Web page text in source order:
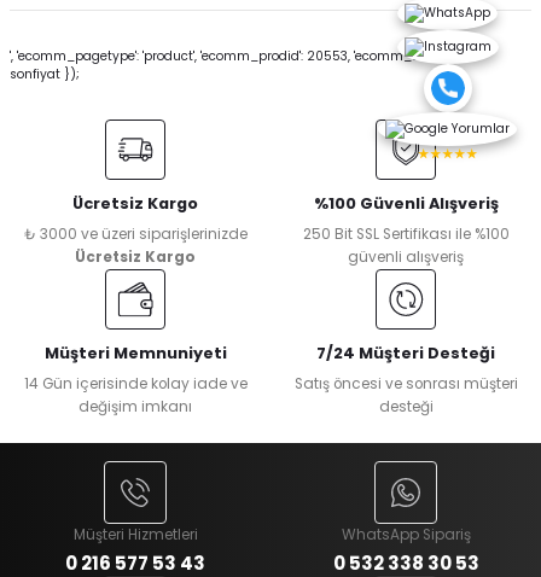
', 'ecomm_pagetype': 'product', 'ecomm_prodid': 20553, 'ecomm_totalvalue':
sonfiyat });
Ücretsiz Kargo
₺ 3000 ve üzeri siparişlerinizde
Ücretsiz Kargo
%100 Güvenli Alışveriş
250 Bit SSL Sertifikası ile %100
güvenli alışveriş
Müşteri Memnuniyeti
14 Gün içerisinde kolay iade ve
değişim imkanı
7/24 Müşteri Desteği
Satış öncesi ve sonrası müşteri
desteği
Müşteri Hizmetleri
0 216 577 53 43
WhatsApp Sipariş
0 532 338 30 53
★★★★★